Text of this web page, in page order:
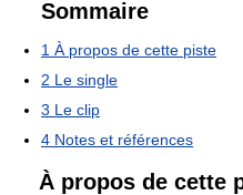
Sommaire
1 À propos de cette piste
2 Le single
3 Le clip
4 Notes et références
À propos de cette